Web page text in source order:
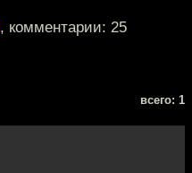
, комментарии: 25
всего: 1